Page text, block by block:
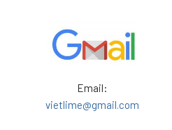
Email:
vietlime@gmail.com